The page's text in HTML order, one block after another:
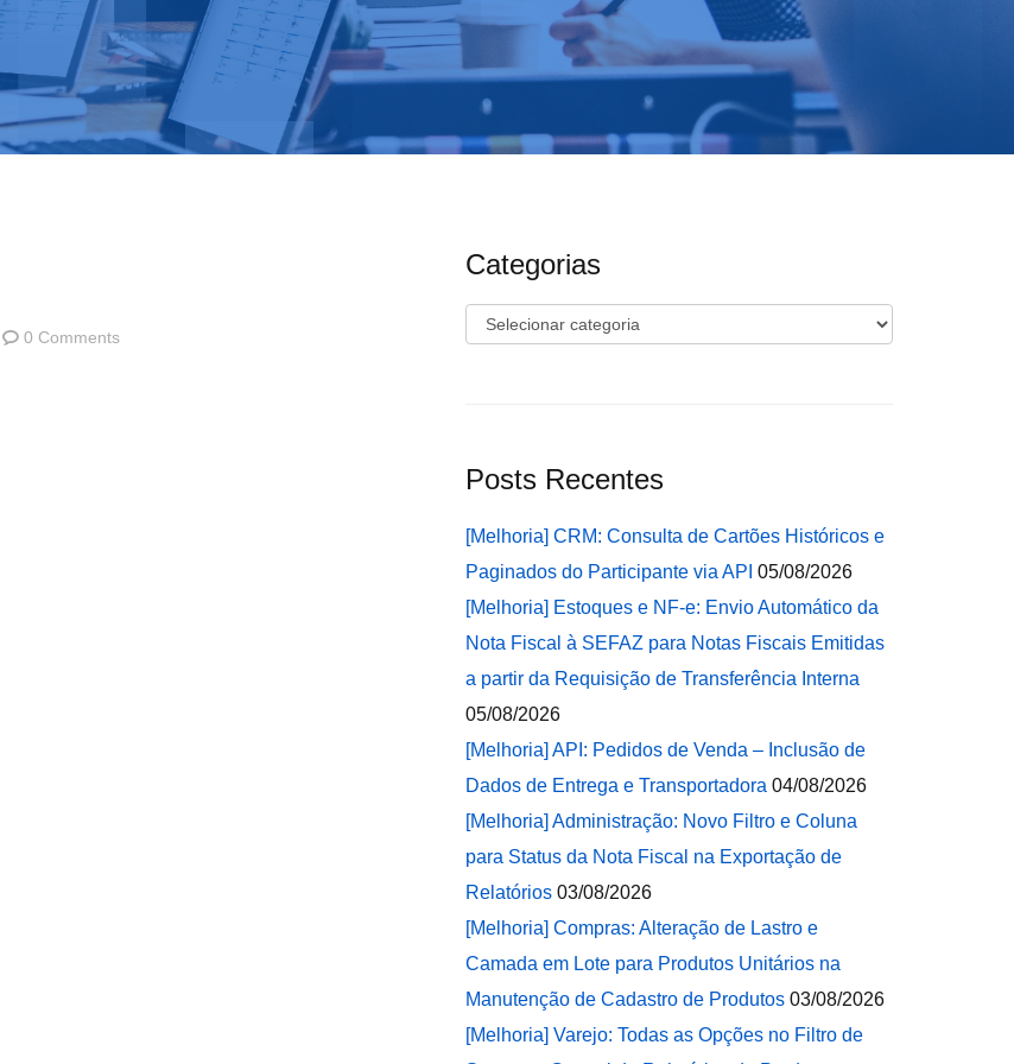
0 Comments
Categorias
Categorias
Posts Recentes
[Melhoria] CRM: Consulta de Cartões Históricos e
Paginados do Participante via API 05/08/2026
[Melhoria] Estoques e NF-e: Envio Automático da
Nota Fiscal à SEFAZ para Notas Fiscais Emitidas
a partir da Requisição de Transferência Interna
05/08/2026
[Melhoria] API: Pedidos de Venda – Inclusão de
Dados de Entrega e Transportadora 04/08/2026
[Melhoria] Administração: Novo Filtro e Coluna
para Status da Nota Fiscal na Exportação de
Relatórios 03/08/2026
[Melhoria] Compras: Alteração de Lastro e
Camada em Lote para Produtos Unitários na
Manutenção de Cadastro de Produtos 03/08/2026
[Melhoria] Varejo: Todas as Opções no Filtro de